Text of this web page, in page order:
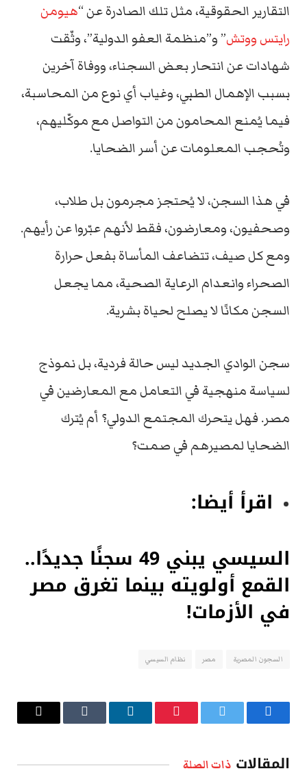
التقارير الحقوقية،مثلتلك الصادرةعن “هيومن
رايتسووتش”و”منظمةالعفو الدولية”،وثّقت
شهاداتعنانتحار بعضالسجناء،ووفاةآخرين
بسببالإهمالالطبي،وغيابأينوعمنالمحاسبة،
فيمايُمنع المحامونمنالتواصلمع موكّليهم،
وتُحجبالمعلوماتعنأسر الضحايا.
فيهذاالسجن،لايُحتجز مجرمونبلطلاب،
وصحفيون،ومعارضون،فقط لأنهمعبّرواعنرأيهم.
ومعكلصيف،تتضاعفالمأساةبفعلحرارة
الصحراءوانعدامالرعايةالصحية،ممايجعل
السجنمكانًا لايصلح لحياةبشرية.
سجنالواديالجديدليسحالةفردية،بلنموذج
لسياسةمنهجيةفيالتعاملمع المعارضينفي
مصر. فهليتحرك المجتمع الدولي؟ أميُترك
الضحايا لمصيرهمفيصمت؟
اقرأ أيضا:
السيسي يبني 49 سجنًا جديدًا..
القمع أولويته بينما تغرق مصر
في الأزمات!
السجون المصرية مصر نظام السيسي
فيسبوك تويتر بينتيريستلينكدإن Tumblr
البريد
المقالات ذات الصلة